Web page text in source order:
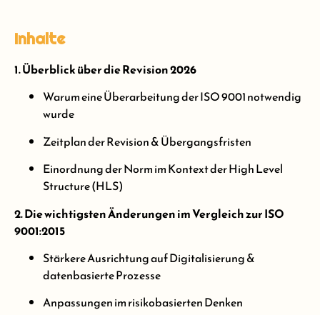
Inhalte
1. Überblick über die Revision 2026
Warum eine Überarbeitung der ISO 9001 notwendig
wurde
Zeitplan der Revision & Übergangsfristen
Einordnung der Norm im Kontext der High Level
Structure (HLS)
2. Die wichtigsten Änderungen im Vergleich zur ISO
9001:2015
Stärkere Ausrichtung auf Digitalisierung &
datenbasierte Prozesse
Anpassungen im risikobasierten Denken